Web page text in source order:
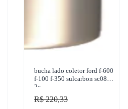
bucha lado coletor ford f-600
f-100 f-350 sulcarbon sc084-
2x
R$ 220,33